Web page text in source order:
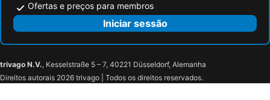
Ofertas e preços para membros
Iniciar sessão
trivago N.V., Kesselstraße 5 – 7, 40221 Düsseldorf, Alemanha
Direitos autorais 2026 trivago | Todos os direitos reservados.